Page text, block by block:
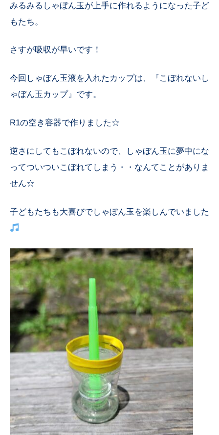
みるみるしゃぼん玉が上手に作れるようになった子ど
もたち。
さすが吸収が早いです！
今回しゃぼん玉液を入れたカップは、『こぼれないし
ゃぼん玉カップ』です。
R1の空き容器で作りました☆
逆さにしてもこぼれないので、しゃぼん玉に夢中にな
ってついついこぼれてしまう・・なんてことがありま
せん☆
子どもたちも大喜びでしゃぼん玉を楽しんでいました